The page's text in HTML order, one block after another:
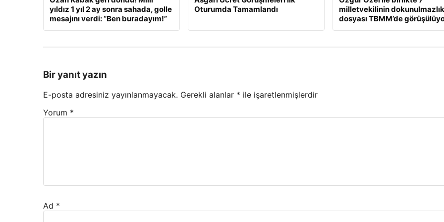
yıldız 1 yıl 2 ay sonra sahada, golle
mesajını verdi: “Ben buradayım!”
Oturumda Tamamlandı
milletvekilinin dokunulmazlık
dosyası TBMM’de
Bir yanıt yazın
E-posta adresiniz yayınlanmayacak. Gerekli alanlar * ile işaretlenmişlerdir
Yorum *
Ad *